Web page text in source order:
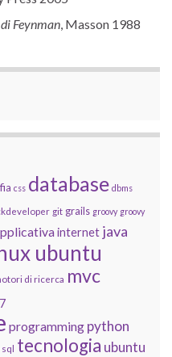
Feynman, Masson 1988
css database dbms
git grails groovy groovy
internet java
ubuntu
di ricerca mvc
programming python
sql tecnologia ubuntu